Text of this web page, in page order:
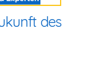
des